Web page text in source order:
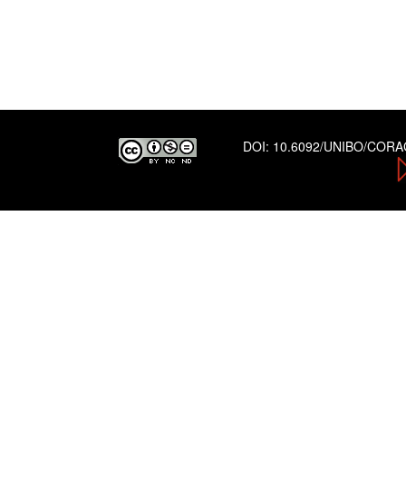
DOI: 10.6092/UNIBO/